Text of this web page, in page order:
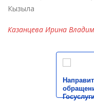
Кызыла
Казанцева Ирина